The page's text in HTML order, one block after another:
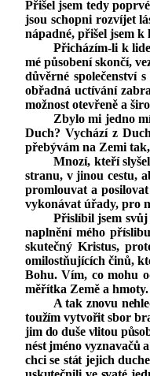
Přišel jsem tedy
jsou schopni rozvíjet
nápadné, přišel jsem
Přicházím‑li k
mé působení skončí,
důvěrné společenství
obřadná uctívání
možnost otevřeně a
Zbylo mi jedno
Duch? Vychází z
přebývám na Zemi
Mnozí, kteří
stranu, v jinou cestu,
promlouvat a
vykonávat úřady, pro
Přislíbil jsem svůj
naplnění mého
skutečný Kristus,
omilostňujících činů,
Bohu. Vím, co mohu
měřítka Země a hmoty.
A tak znovu
toužím vytvořit sbor
jim do duše vlitou
nést jméno vyznavačů
chci se stát jejich